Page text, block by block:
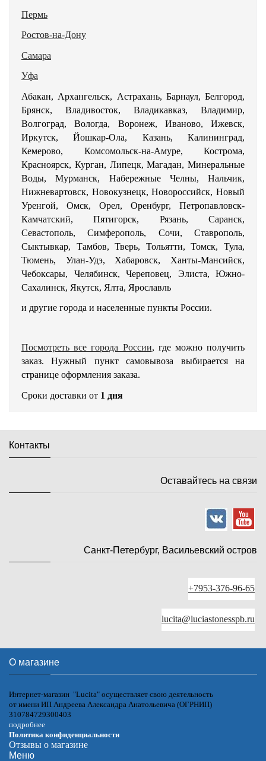
Пермь
Ростов-на-Дону
Самара
Уфа
Абакан, Архангельск, Астрахань, Барнаул, Белгород,
Брянск, Владивосток, Владикавказ, Владимир,
Волгоград, Вологда, Воронеж, Иваново, Ижевск,
Иркутск, Йошкар-Ола, Казань, Калининград,
Кемерово, Комсомольск-на-Амуре, Кострома,
Красноярск, Курган, Липецк, Магадан, Минеральные
Воды, Мурманск, Набережные Челны, Нальчик,
Нижневартовск, Новокузнецк, Новороссийск, Новый
Уренгой, Омск, Орел, Оренбург, Петропавловск-
Камчатский, Пятигорск, Рязань, Саранск,
Севастополь, Симферополь, Сочи, Ставрополь,
Сыктывкар, Тамбов, Тверь, Тольятти, Томск, Тула,
Тюмень, Улан-Удэ, Хабаровск, Ханты-Мансийск,
Чебоксары, Челябинск, Череповец, Элиста, Южно-
Сахалинск, Якутск, Ялта, Ярославль
и другие города и населенные пункты России.
Посмотреть все города России, где можно получить
заказ. Нужный пункт самовывоза выбирается на
странице оформления заказа.
Сроки доставки от 1 дня
Контакты
Оставайтесь на связи
Санкт-Петербург, Васильевский остров
+7953-376-96-65
lucita@luciastonesspb.ru
О магазине
Интернет-магазин "Lucita" осуществляет свою деятельность
от имени ИП Андреева Александра Анатольевича (ОГРНИП)
310784729300403
подробнее
Политика конфиденциальности
Отзывы о магазине
Меню